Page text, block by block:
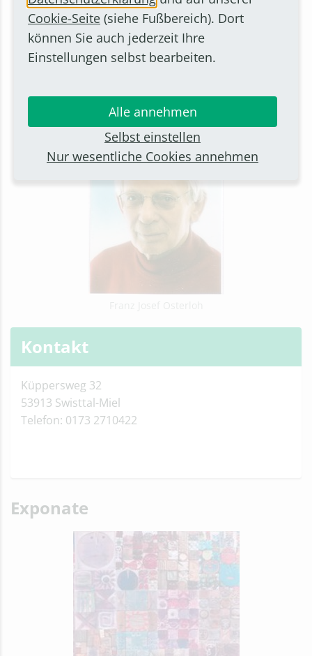
Kunsttriennale Frechen
Baukunst-Galerie Köln
Rheinisches Landesmuseum Bonn
Kunstmuseum Bonn
Kontakt
Küppersweg 32
53913 Swisttal-Miel
Telefon: 0173 2710422
Exponate
Cookie-Seite (siehe Fußbereich). Dort
können Sie auch jederzeit Ihre
Einstellungen selbst bearbeiten.
Alle annehmen
Selbst einstellen
Nur wesentliche Cookies annehmen